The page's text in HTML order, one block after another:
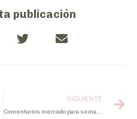
publicación
SIGUIENTE